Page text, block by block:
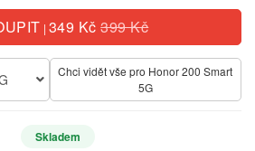
| 349 Kč399 Kč
Chci vidět vše pro Honor 200 Smart
5G
Skladem